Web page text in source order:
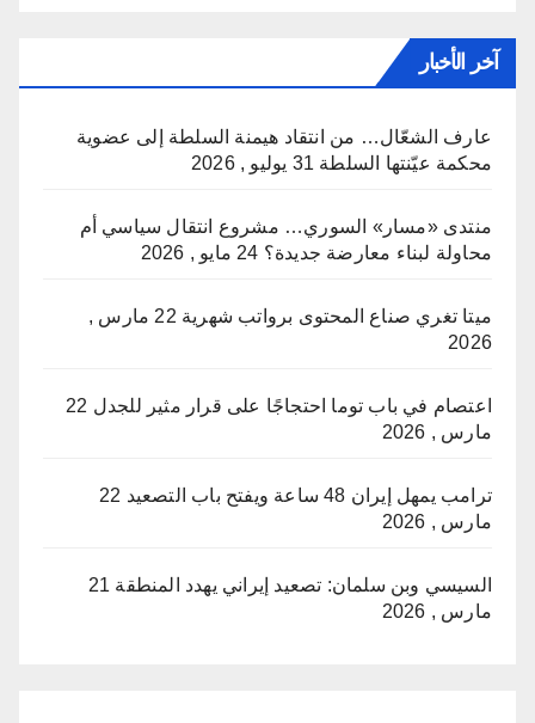
آخر الأخبار
عارف الشعّال… من انتقاد هيمنة السلطة إلى عضوية
محكمة عيّنتها السلطة 31 يوليو , 2026
منتدى «مسار» السوري… مشروع انتقال سياسي أم
محاولة لبناء معارضة جديدة؟ 24 مايو , 2026
ميتا تغري صناع المحتوى برواتب شهرية
22 مارس ,
2026
اعتصام في باب توما احتجاجًا على قرار مثير للجدل 22
مارس , 2026
ترامب يمهل إيران 48 ساعة ويفتح باب التصعيد
22
مارس , 2026
السيسي وبن سلمان: تصعيد إيراني يهدد المنطقة 21
مارس , 2026